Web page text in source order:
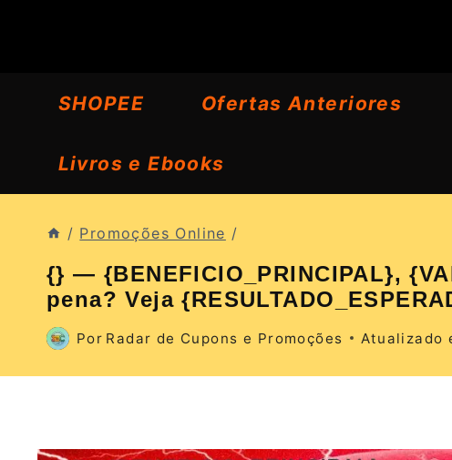
ConteúdoSHOPEE Ofertas Anteriores
Livros e Ebooks
/ Promoções Online /
{} — {BENEFICIO_PRINCIPAL},
pena? Veja
Por Radar de Cupons e Promoções Atualizado